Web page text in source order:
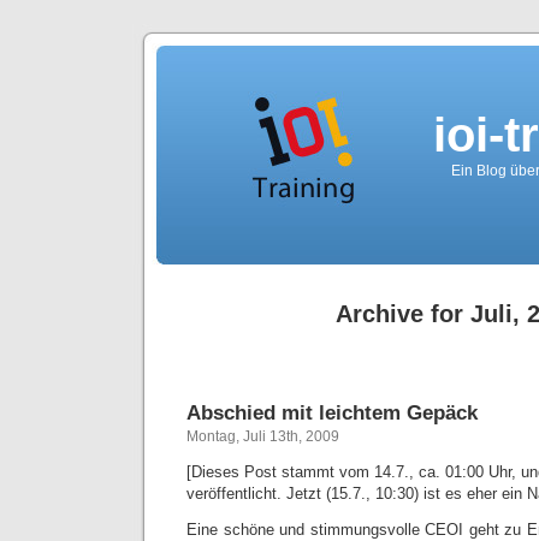
ioi-
Ein Blog
Archive for Juli,
Abschied mit leichtem Gepäck
Montag, Juli 13th, 2009
[Dieses Post stammt vom 14.7., ca. 01:00 Uhr,
veröffentlicht. Jetzt (15.7., 10:30) ist es eher ein
Eine schöne und stimmungsvolle CEOI geht zu